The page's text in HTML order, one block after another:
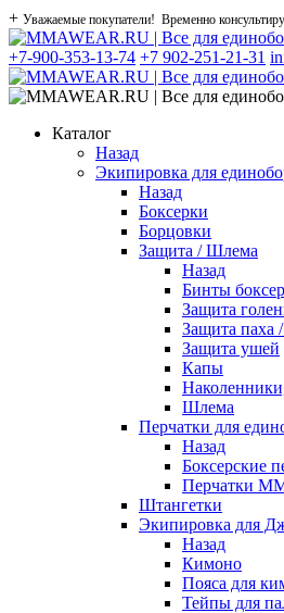
+ Уважаемые покупатели! Временно
+7-900-353-13-74 +7 902-251-21-31
Каталог
Назад
Экипировка для
Назад
Боксерки
Борцовки
Защита / Шлема
Назад
Бинты
Защита
Защита паха
Защита ушей
Капы
Шлема
Перчатки для
Назад
Боксерские
Перчатки
Штангетки
Экипировка для
Назад
Кимоно
Пояса для
Тейпы для